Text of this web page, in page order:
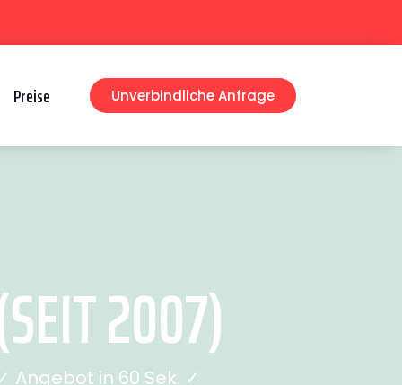
Preise Unverbindliche Anfrage
2007)
Angebot in 60 Sek. ✓